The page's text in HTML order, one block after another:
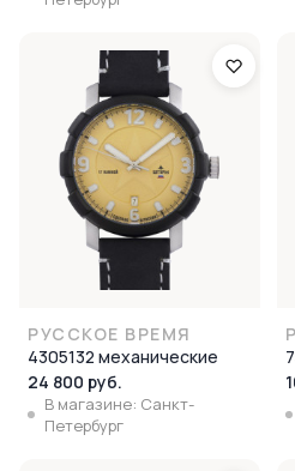
РУССКОЕ ВРЕМЯ
4305132 механические
24 800 руб.
В магазине: Санкт-
Петербург